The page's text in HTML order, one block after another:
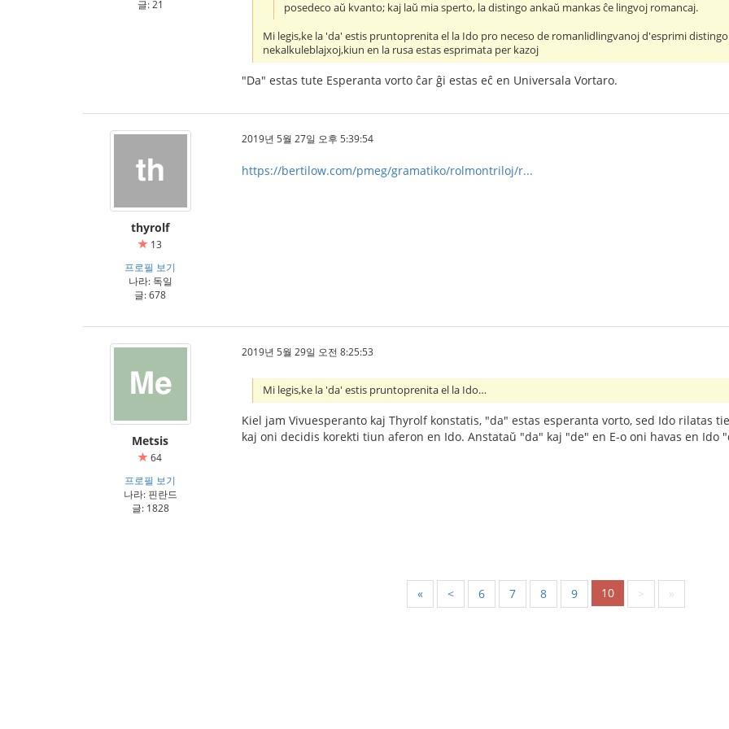
글: 21
posedeco aŭ kvanto; kaj laŭ mia sperto, la distingo ankaŭ mankas ĉe lingvoj romancaj.
Mi legis,ke la 'da' estis pruntoprenita el la Ido pro neceso de romanlidlingvanoj d'esprimi
nekalkuleblajxoj,kiun en la rusa estas esprimata per kazoj
"Da" estas tute Esperanta vorto ĉar ĝi estas eĉ en Universala Vortaro.
thyrolf
13
프로필 보기
나라: 독일
글: 678
2019년 5월 27일 오후 5:39:54
https://bertilow.com/pmeg/gramatiko/rolmontriloj/r...
Metsis
64
프로필 보기
나라: 핀란드
글: 1828
2019년 5월 29일 오전 8:25:53
Mi legis,ke la 'da' estis pruntoprenita el la Ido…
Kiel jam Vivuesperanto kaj Thyrolf konstatis, "da" estas esperanta vorto, sed Ido rilatas
kaj oni decidis korekti tiun aferon en Ido. Anstataŭ "da" kaj "de" en E-o oni havas en Ido
« < 6 7 8 9 10 > »